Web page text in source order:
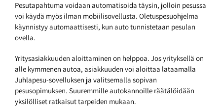
Pesutapahtuma voidaan automatisoida täysin, jolloin pesussa
voi käydä myös ilman mobiilisovellusta. Oletuspesuohjelma
käynnistyy automaattisesti, kun auto tunnistetaan pesulan
ovella.
Yritysasiakkuuden aloittaminen on helppoa. Jos yrityksellä on
alle kymmenen autoa, asiakkuuden voi aloittaa lataamalla
Juhlapesu-sovelluksen ja valitsemalla sopivan
pesusopimuksen. Suuremmille autokannoille räätälöidään
yksilölliset ratkaisut tarpeiden mukaan.